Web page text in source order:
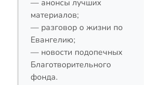
— анонсы лучших
материалов;
— разговор о жизни по
Евангелию;
— новости подопечных
Благотворительного
фонда.